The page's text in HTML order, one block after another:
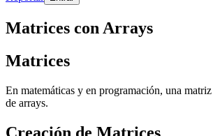
Matrices con Arrays
Matrices
En matemáticas y en programación, una
de arrays.
Creación de Matrices